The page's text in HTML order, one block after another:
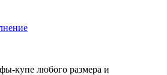
купе любого размера и